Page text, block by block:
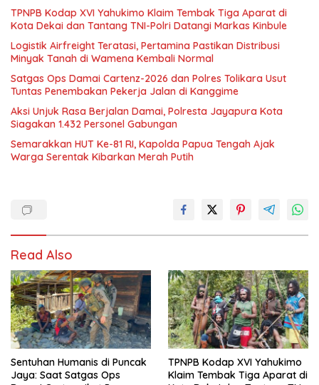
TPNPB Kodap XVI Yahukimo Klaim Tembak Tiga Aparat di
Kota Dekai dan Tantang TNI-Polri Datangi Markas Kinbule
Logistik Airfreight Teratasi, Pertamina Pastikan Distribusi
Minyak Tanah di Wamena Kembali Normal
Satgas Ops Damai Cartenz-2026 dan Polres Tolikara Usut
Tuntas Penembakan Pekerja Jalan di Kanggime
Aksi Unjuk Rasa Berjalan Damai, Polresta Jayapura Kota
Siagakan 1.432 Personel Gabungan
Semarakkan HUT Ke-81 RI, Kapolda Papua Tengah Ajak
Warga Serentak Kibarkan Merah Putih
Read Also
Sentuhan Humanis di Puncak
Jaya: Saat Satgas Ops
TPNPB Kodap XVI Yahukimo
Klaim Tembak Tiga Aparat di